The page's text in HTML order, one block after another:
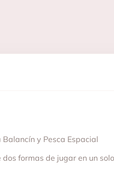
y Pesca Espacial
formas de jugar en un